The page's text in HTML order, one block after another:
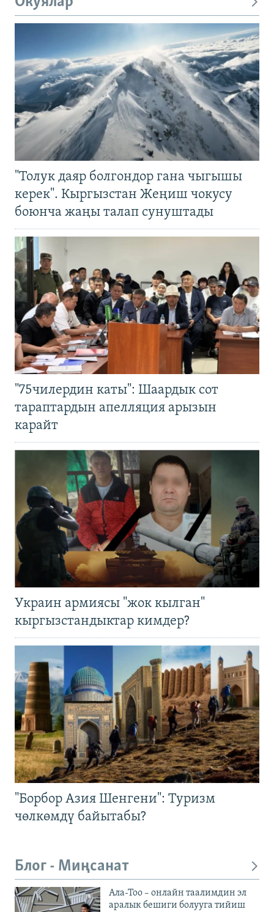
"Толук даяр болгондор гана чыгышы
керек". Кыргызстан Жеңиш чокусу
боюнча жаңы талап сунуштады
"75чилердин каты": Шаардык сот
тараптардын апелляция арызын
карайт
Украин армиясы "жок кылган"
кыргызстандыктар кимдер?
"Борбор Азия Шенгени": Туризм
чөлкөмдү байытабы?
Блог - Миңсанат
Ала-Тоо – онлайн таалимдин эл
аралык бешиги болууга тийиш